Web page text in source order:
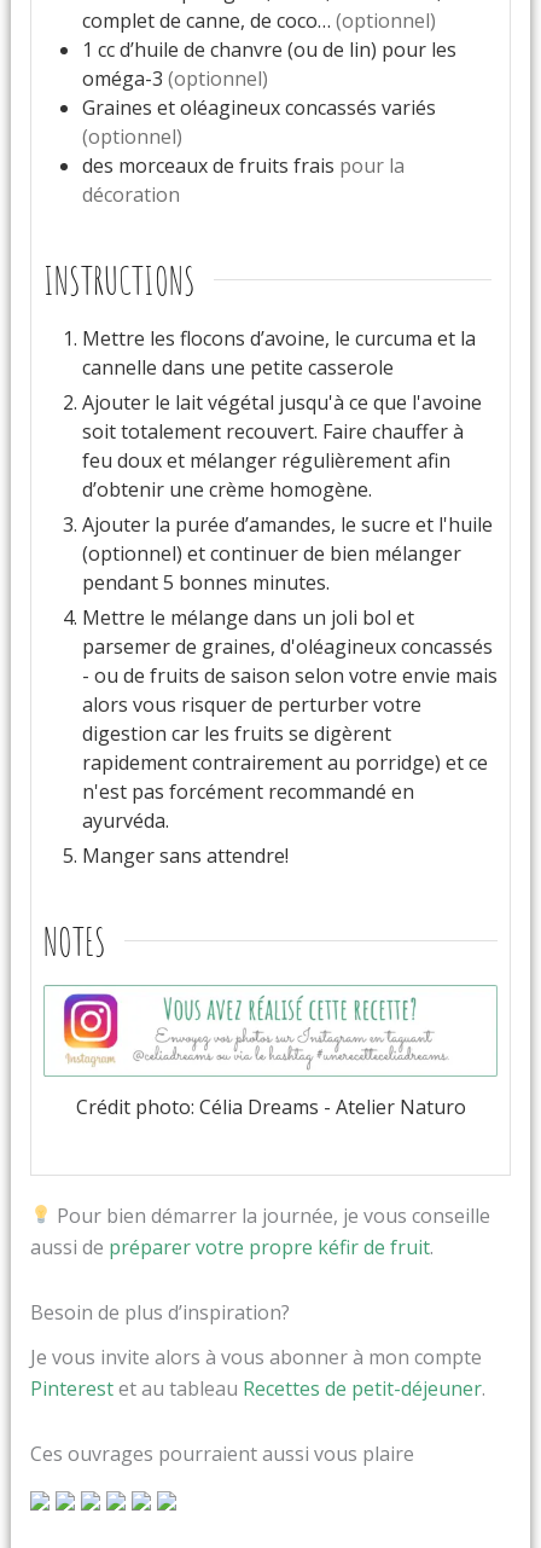
complet de canne, de coco… (optionnel)
1 ccd’huile de chanvre (ou de lin) pour les
oméga-3 (optionnel)
Graines et oléagineux concassés variés
(optionnel)
des morceaux de fruits frais pour la
décoration
INSTRUCTIONS
Mettre les flocons d’avoine, le curcuma et la
cannelle dans une petite casserole
Ajouter le lait végétal jusqu'à ce que l'avoine
soit totalement recouvert. Faire chauffer à
feu doux et mélanger régulièrement afin
d’obtenir une crème homogène.
Ajouter la purée d’amandes, le sucre et l'huile
(optionnel) et continuer de bien mélanger
pendant 5 bonnes minutes.
Mettre le mélange dans un joli bol et
parsemer de graines, d'oléagineux concassés
- ou de fruits de saison selon votre envie mais
alors vous risquer de perturber votre
digestion car les fruits se digèrent
rapidement contrairement au porridge) et ce
n'est pas forcément recommandé en
ayurvéda.
Manger sans attendre!
NOTES
Crédit photo: Célia Dreams - Atelier Naturo
Pour bien démarrer la journée, je vous conseille
aussi de préparer votre propre kéfir de fruit.
Besoin de plus d’inspiration?
Je vous invite alors à vous abonner à mon compte
Pinterestet au tableau Recettes de petit-déjeuner.
Ces ouvrages pourraient aussi vous plaire